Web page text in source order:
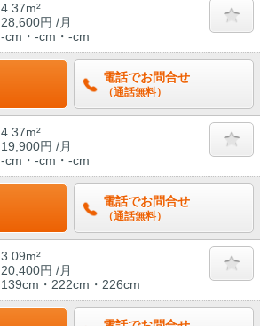
4.37m²
28,600円 /月
-cm・-cm・-cm
電話でお問合せ
（通話無料）
4.37m²
19,900円 /月
-cm・-cm・-cm
電話でお問合せ
（通話無料）
3.09m²
20,400円 /月
139cm・222cm・226cm